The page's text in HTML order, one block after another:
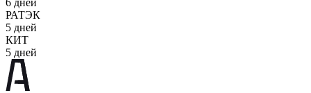
6 дней
РАТЭК
5 дней
КИТ
5 дней